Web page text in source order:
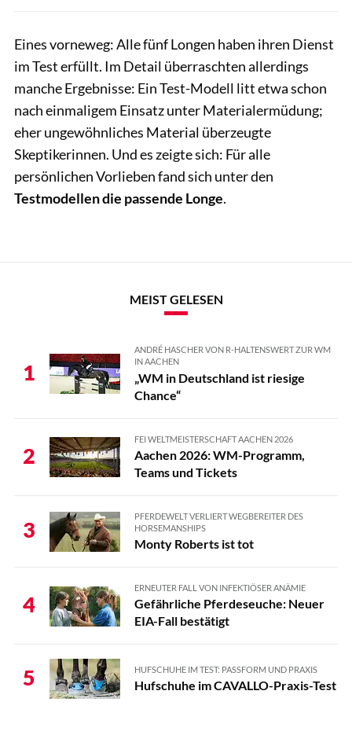
Eines vorneweg: Alle fünf Longen haben ihren Dienst
im Test erfüllt. Im Detail überraschten allerdings
manche Ergebnisse: Ein Test-Modell litt etwa schon
nach einmaligem Einsatz unter Materialermüdung;
eher ungewöhnliches Material überzeugte
Skeptikerinnen. Und es zeigte sich: Für alle
persönlichen Vorlieben fand sich unter den
Testmodellen die passende Longe.
MEIST GELESEN
1
ANDRÉ HASCHER VON R-HALTENSWERT ZUR WM
IN AACHEN
„WM in Deutschland ist riesige
Chance“
2
FEI WELTMEISTERSCHAFT AACHEN 2026
Aachen 2026: WM-Programm,
Teams und Tickets
3
PFERDEWELT VERLIERT WEGBEREITER DES
HORSEMANSHIPS
Monty Roberts ist tot
4
ERNEUTER FALL VON INFEKTIÖSER ANÄMIE
Gefährliche Pferdeseuche: Neuer
EIA-Fall bestätigt
5 HUFSCHUHE IM TEST: PASSFORM UND PRAXIS
Hufschuhe im CAVALLO-Praxis-Test